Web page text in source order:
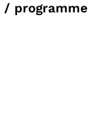
/ programme